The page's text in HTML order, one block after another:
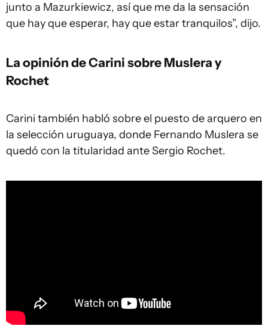
junto a Mazurkiewicz, así que me da la sensación
que hay que esperar, hay que estar tranquilos”, dijo.
La opinión de Carini sobre Muslera y
Rochet
Carini también habló sobre el puesto de arquero en
la selección uruguaya, donde Fernando Muslera se
quedó con la titularidad ante Sergio Rochet.